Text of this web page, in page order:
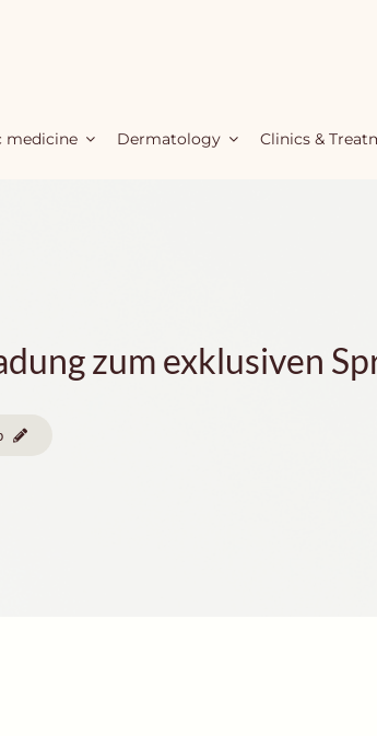
medicine Dermatology Clinics &
zum exklusiven